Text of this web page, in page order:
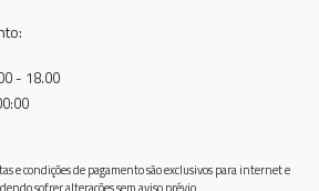
- 18.00
e condições de pagamento são exclusivos para internet e